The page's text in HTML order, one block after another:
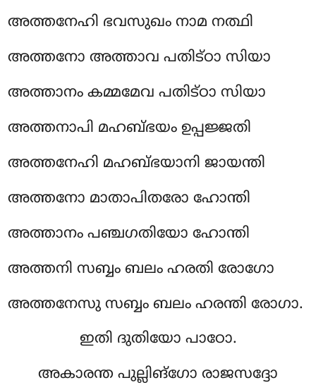
അത്തനേഹി ഭവസുഖം നാമ നത്ഥി
അത്തനോ അത്താവ പതിട്ഠാ സിയാ
അത്താനം കമ്മമേവ പതിട്ഠാ സിയാ
അത്തനാപി മഹബ്ഭയം ഉപ്പജ്ജതി
അത്തനേഹി മഹബ്ഭയാനി ജായന്തി
അത്തനോ മാതാപിതരോ ഹോന്തി
അത്താനം പഞ്ചഗതിയോ ഹോന്തി
അത്തനി സബ്ബം ബലം ഹരതി രോഗോ
അത്തനേസു സബ്ബം ബലം ഹരന്തി രോഗാ.
ഇതി ദുതിയോ പാഠോ.
അകാരന്ത പുല്ലിങ്ഗോ രാജസദ്ദോ